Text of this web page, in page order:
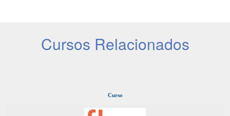
Cursos Relacionados
Curso